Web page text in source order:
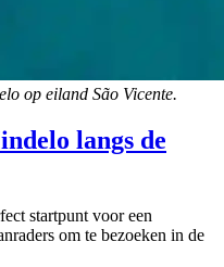
op eiland São Vicente.
langs de
startpunt voor een
om te bezoeken in de